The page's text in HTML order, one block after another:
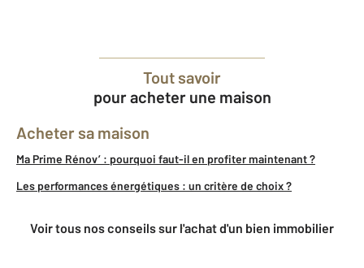
Tout savoir
pour acheter une maison
Acheter sa maison
Ma Prime Rénov’ : pourquoi faut-il en profiter maintenant ?
Les performances énergétiques : un critère de choix ?
Voir tous nos conseils sur l'achat d'un bien immobilier